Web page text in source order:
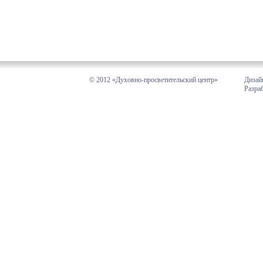
© 2012 «Духовно-просветительский центр»